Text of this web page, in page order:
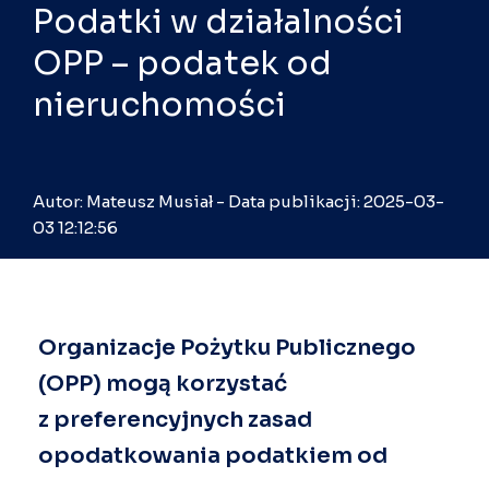
Podatki w działalności
OPP – podatek od
nieruchomości
Autor: Mateusz Musiał - Data publikacji: 2025-03-
03 12:12:56
Organizacje Pożytku Publicznego
(OPP) mogą korzystać
z preferencyjnych zasad
opodatkowania podatkiem od